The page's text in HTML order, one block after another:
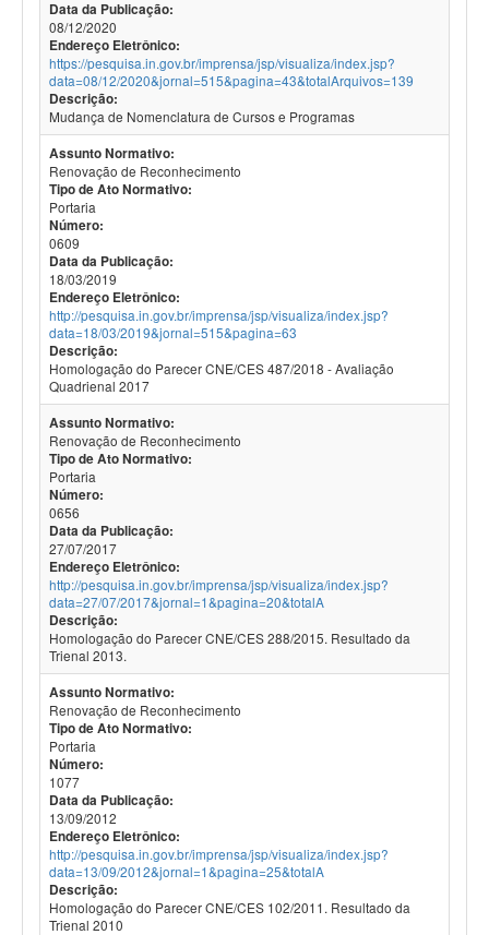
Data da Publicação:
08/12/2020
Endereço Eletrônico:
https://pesquisa.in.gov.br/imprensa/jsp/visualiza/index.jsp?
data=08/12/2020&jornal=515&pagina=43&totalArquivos=139
Descrição:
Mudança de Nomenclatura de Cursos e Programas
Assunto Normativo:
Renovação de Reconhecimento
Tipo de Ato Normativo:
Portaria
Número:
0609
Data da Publicação:
18/03/2019
Endereço Eletrônico:
http://pesquisa.in.gov.br/imprensa/jsp/visualiza/index.jsp?
data=18/03/2019&jornal=515&pagina=63
Descrição:
Homologação do Parecer CNE/CES 487/2018 - Avaliação
Quadrienal 2017
Assunto Normativo:
Renovação de Reconhecimento
Tipo de Ato Normativo:
Portaria
Número:
0656
Data da Publicação:
27/07/2017
Endereço Eletrônico:
http://pesquisa.in.gov.br/imprensa/jsp/visualiza/index.jsp?
data=27/07/2017&jornal=1&pagina=20&totalA
Descrição:
Homologação do Parecer CNE/CES 288/2015. Resultado da
Trienal 2013.
Assunto Normativo:
Renovação de Reconhecimento
Tipo de Ato Normativo:
Portaria
Número:
1077
Data da Publicação:
13/09/2012
Endereço Eletrônico:
http://pesquisa.in.gov.br/imprensa/jsp/visualiza/index.jsp?
data=13/09/2012&jornal=1&pagina=25&totalA
Descrição:
Homologação do Parecer CNE/CES 102/2011. Resultado da
Trienal 2010